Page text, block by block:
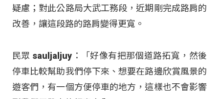
疑慮；對此公路局大武工務段，近期剛完成路肩的
改善，讓這段路的路肩變得更寬。
民眾 sauljaljuy：「好像有把那個道路拓寬，然後
停車比較幫助我們停下來、想要在路邊欣賞風景的
遊客們，有一個方便停車的地方，這樣也不會影響